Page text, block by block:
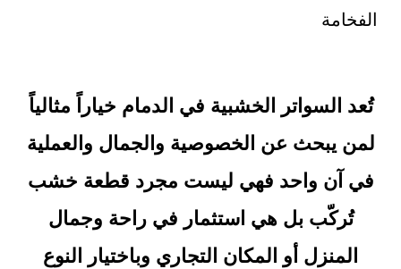
الفخامة
تُعد السواتر الخشبية في الدمام خياراً مثالياً
لمن يبحث عن الخصوصية والجمال والعملية
في آن واحد فهي ليست مجرد قطعة خشب
تُركّب بل هي استثمار في راحة وجمال
المنزل أو المكان التجاري وباختيار النوع